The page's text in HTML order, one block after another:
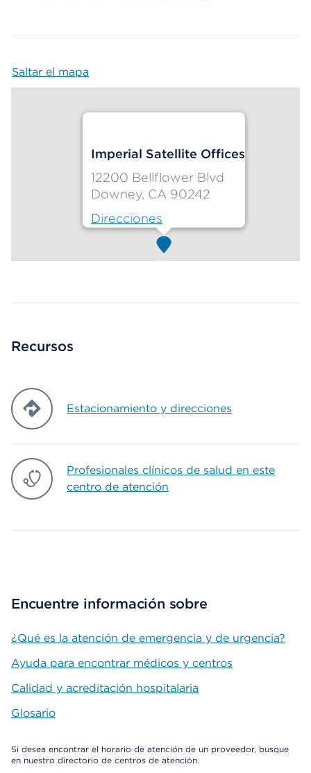
Saltar el mapa
Imperial Satellite Offices
12200 Bellflower Blvd
Downey, CA 90242
Direcciones
Recursos
Estacionamiento y direcciones
Profesionales clínicos de salud en este
centro de atención
Encuentre información sobre
¿Qué es la atención de emergencia y de urgencia?
Ayuda para encontrar médicos y centros
Calidad y acreditación hospitalaria
Glosario
Si desea encontrar el horario de atención de un proveedor, busque
en nuestro directorio de centros de atención.